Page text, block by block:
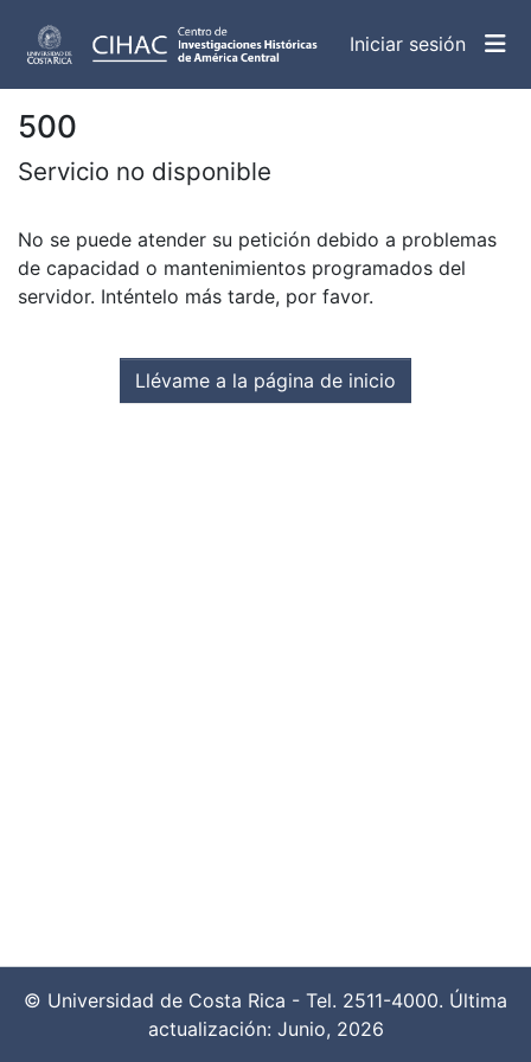
Iniciar sesión
500
Servicio no disponible
No se puede atender su petición debido a problemas
de capacidad o mantenimientos programados del
servidor. Inténtelo más tarde, por favor.
Llévame a la página de inicio
© Universidad de Costa Rica - Tel. 2511-4000. Última
actualización: Junio, 2026